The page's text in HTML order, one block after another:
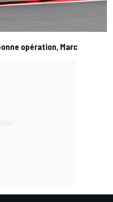
opération, Marc